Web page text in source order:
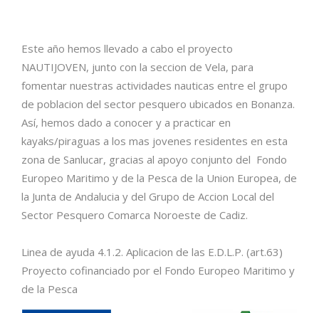
Este año hemos llevado a cabo el proyecto
NAUTIJOVEN, junto con la seccion de Vela, para
fomentar nuestras actividades nauticas entre el grupo
de poblacion del sector pesquero ubicados en Bonanza.
Así, hemos dado a conocer y a practicar en
kayaks/piraguas a los mas jovenes residentes en esta
zona de Sanlucar, gracias al apoyo conjunto del Fondo
Europeo Maritimo y de la Pesca de la Union Europea, de
la Junta de Andalucia y del Grupo de Accion Local del
Sector Pesquero Comarca Noroeste de Cadiz.
Linea de ayuda 4.1.2. Aplicacion de las E.D.L.P. (art.63)
Proyecto cofinanciado por el Fondo Europeo Maritimo y
de la Pesca